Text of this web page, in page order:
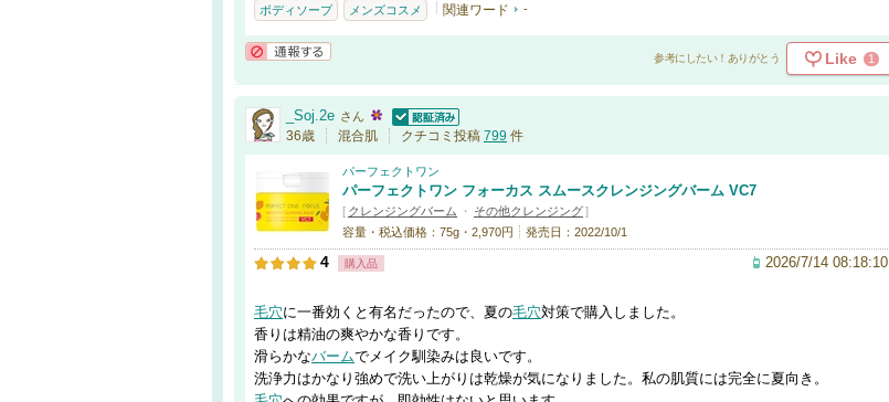
ボディソープ メンズコスメ 関連ワード -
参考にしたい！ありがとう Like 1
_Soj.2e さん
認証済
36歳 混合肌 クチコミ投稿 799 件
パーフェクトワン
パーフェクトワン フォーカス スムースクレンジングバーム VC7
[ クレンジングバーム ・ その他クレンジング]
容量・税込価格：75g・2,970円
発売日：2022/10/1
4 購入品 2026/7/14 08:18:10
毛穴に一番効くと有名だったので、夏の毛穴対策で購入しました。
香りは精油の爽やかな香りです。
滑らかなバームでメイク馴染みは良いです。
洗浄力はかなり強めで洗い上がりは乾燥が気になりました。私の肌質には完全に夏向き。